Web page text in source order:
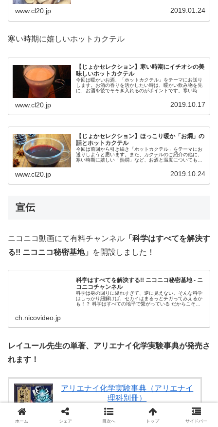
www.cl20.jp 2019.01.24
寒い時期に嬉しいホットカクテル
【じょかセレクション】寒い時期にイチオシの美
味しいホットカクテル
今回は暖かいお酒、「ホットカクテル」をテーマにお送り
します。お酒の香りを活かしたい時は、暖かい飲み物を先
に、お酒を後でそそぎ入れるのがポイントです。寒い時期
www.cl20.jp 2019.10.17
【じょかセレクション】ほっこり暖か「お燗」の
話とホットカクテル
今回は前回から引き続き「ホットカクテル」をテーマにお
送りしようと思います。また、カクテルのご紹介の他に、
寒い時期に嬉しい「熱燗」など、お酒と温度についても触
www.cl20.jp 2019.10.24
宣伝
ニコニコ動画にて有料チャンネル 「科学はすべてを解決す
る!! ニコニコ秘密基地」
を開設しました！
科学はすべてを解決する!! ニコニコ秘密基地 - ニ
コニコチャンネル
科学は身の回りに溢れすぎて、逆に見えない。そんな科学
はしっかり紐解けば、セカイはまるっとチガってみえるか
も！？ 科学はすべての地平で繋がっている だからこそマ
ch.nicovideo.jp
レイユール先生の単著、アリエナイ化学実験事典が発売さ
れます！
アリエナイ化学実験事典（アリエナイ
理科別冊）
三才ブックス
Amazonの商品レビュー・口コミを見る
ホーム シェア 目次へ トップ サイドバー